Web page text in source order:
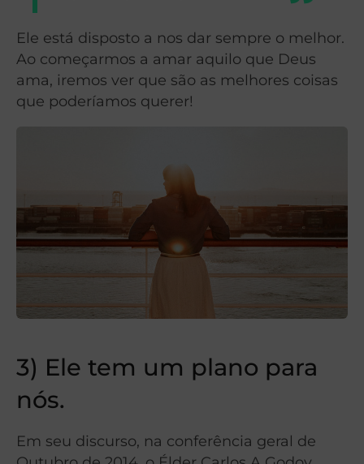
Ele está disposto a nos dar sempre o melhor.
Ao começarmos a amar aquilo que Deus
ama, iremos ver que são as melhores coisas
que poderíamos querer!
3) Ele tem um plano para
nós.
Em seu discurso, na conferência geral de